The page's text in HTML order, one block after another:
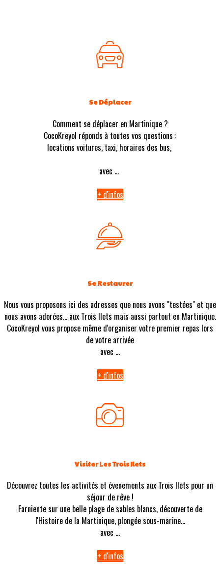
Se Déplacer
Comment se déplacer en Martinique ?
CocoKreyol réponds à toutes vos questions :
locations voitures, taxi, horaires des bus,
avec ...
+ d'infos
Se Restaurer
Nous vous proposons ici des adresses que nous avons "testées" et que
nous avons adorées... aux Trois Ilets mais aussi partout en Martinique.
CocoKreyol vous propose même d'organiser votre premier repas lors
de votre arrivée
avec ...
+ d'infos
Visiter Les Trois Ilets
Découvrez toutes les activités et évenements aux Trois Ilets pour un
séjour de rêve !
Farniente sur une belle plage de sables blancs, découverte de
l'Histoire de la Martinique, plongée sous-marine...
avec ...
+ d'infos